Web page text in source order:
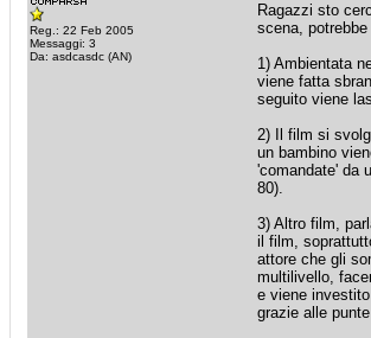
Reg.: 22 Feb 2005
Messaggi: 3
Da: asdcasdc (AN)
Ragazzi sto
scena,
1) Ambientata
viene fatta
seguito viene
2) Il film si
un bambino
'comandate' da
80).
3) Altro film,
il film,
attore che gli
multilivello,
e viene
grazie alle